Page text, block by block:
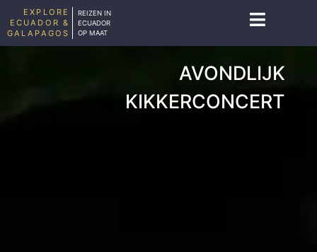
EXPLORE
ECUADOR &
GALAPAGOS
REIZEN IN
ECUADOR
OP MAAT
AVONDLIJK
KIKKERCONCERT